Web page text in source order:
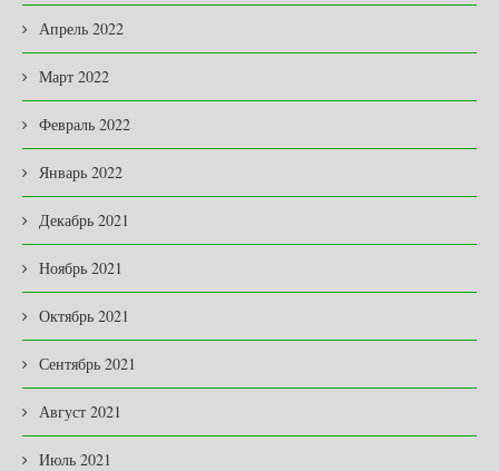
Апрель 2022
Март 2022
Февраль 2022
Январь 2022
Декабрь 2021
Ноябрь 2021
Октябрь 2021
Сентябрь 2021
Август 2021
Июль 2021